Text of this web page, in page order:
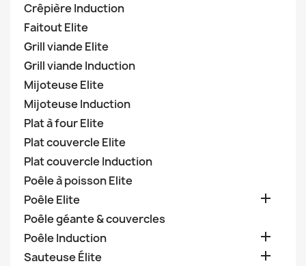
Crêpière Induction
Faitout Elite
Grill viande Elite
Grill viande Induction
Mijoteuse Elite
Mijoteuse Induction
Plat à four Elite
Plat couvercle Elite
Plat couvercle Induction
Poêle à poisson Elite
Poêle Elite

Poêle géante & couvercles
Poêle Induction

Sauteuse Élite 